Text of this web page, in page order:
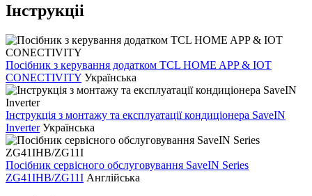
Інструкціі
Посібник з керування додатком TCL HOME APP & IOT
CONECTIVITY Українська
Інструкція з монтажу та експлуатації кондиціонера SaveIN
Inverter Українська
Посібник сервісного обслуговування SaveIN Series
ZG41IHB/ZG11I Англійська